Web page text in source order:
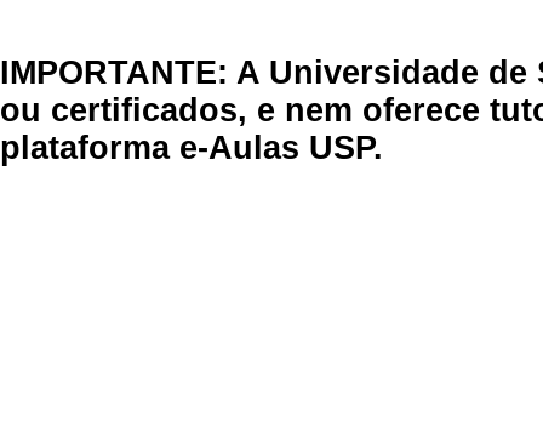
IMPORTANTE: A Universidade
ou certificados, e nem oferece
plataforma e-Aulas USP.